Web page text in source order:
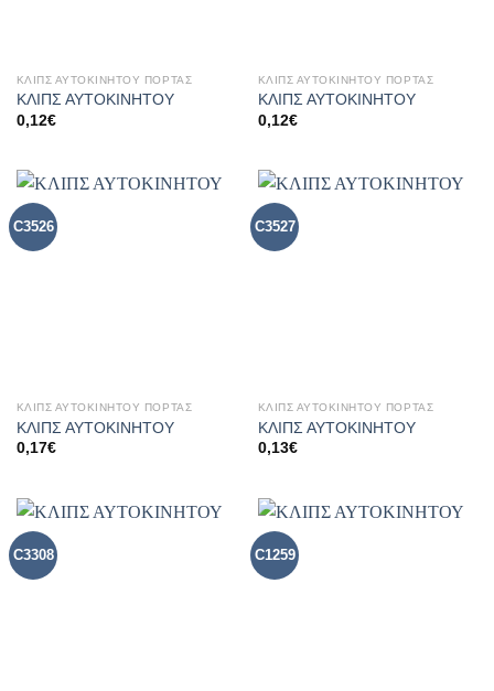
ΚΛΙΠΣ ΑΥΤΟΚΙΝΗΤΟΥ ΠΟΡΤΑΣ
ΚΛΙΠΣ ΑΥΤΟΚΙΝΗΤΟΥ
0,12€
ΚΛΙΠΣ ΑΥΤΟΚΙΝΗΤΟΥ ΠΟΡΤΑΣ
ΚΛΙΠΣ ΑΥΤΟΚΙΝΗΤΟΥ
0,12€
C3526
ΚΛΙΠΣ ΑΥΤΟΚΙΝΗΤΟΥ ΠΟΡΤΑΣ
ΚΛΙΠΣ ΑΥΤΟΚΙΝΗΤΟΥ
0,17€
C3527
ΚΛΙΠΣ ΑΥΤΟΚΙΝΗΤΟΥ ΠΟΡΤΑΣ
ΚΛΙΠΣ ΑΥΤΟΚΙΝΗΤΟΥ
0,13€
C3308 C1259